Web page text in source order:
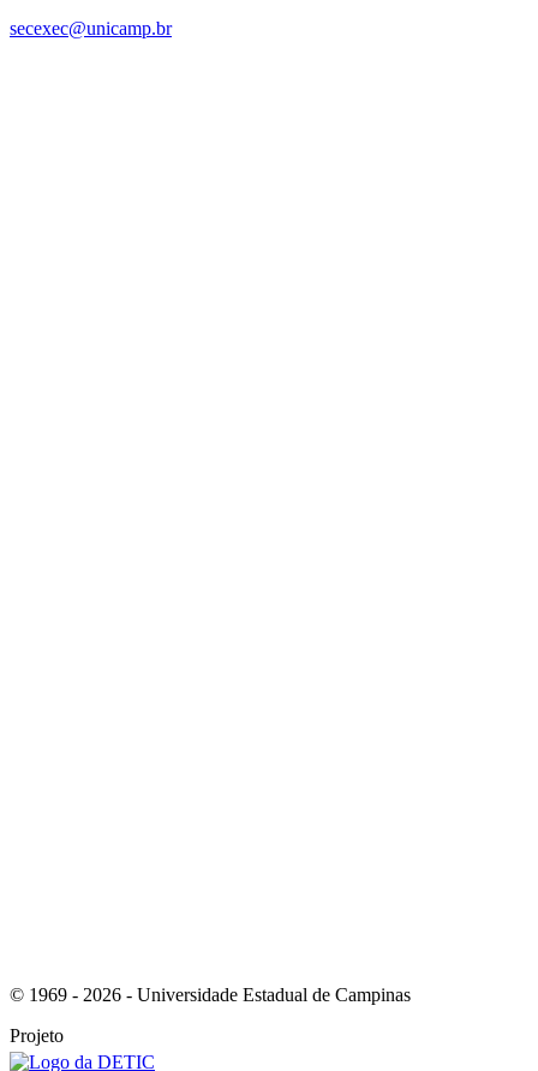
secexec@unicamp.br
© 1969 - 2026 - Universidade Estadual de Campinas
Projeto